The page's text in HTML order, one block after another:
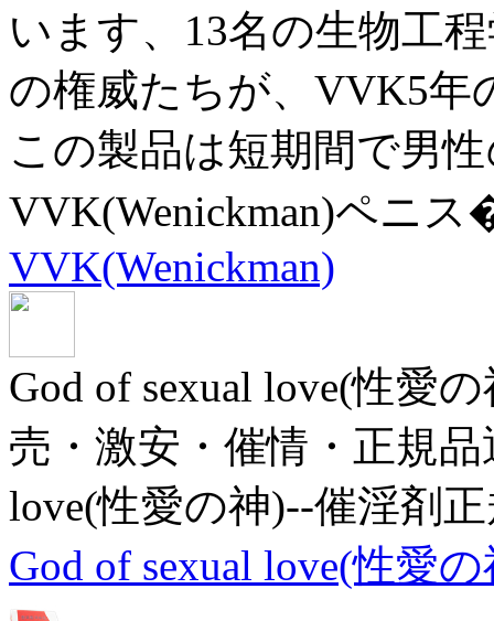
います、13名の生物工
の権威たちが、VVK5年
この製品は短期間で男
VVK(Wenickman)ペニ
VVK(Wenickman)
God of sexual love(性愛
売・激安・催情・正規品
love(性愛の神)--催淫剤
God of sexual love(性愛